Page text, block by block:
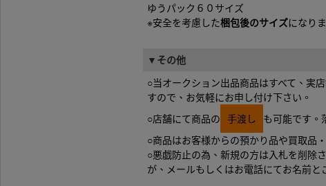
ゆうパック６０サイズ
※安全を考慮した梱包後のサイズになり
▼その他
○当オークション出品商品はすべて、実
すので、お気軽にお申し付け下さい。
○店舗にて商品の 手渡し も可能です。
○商品はお客様からの預かり品や買取品
○悪戯防止の為、新規の方は入札を削除
が、メールもしくはお電話にてお名前